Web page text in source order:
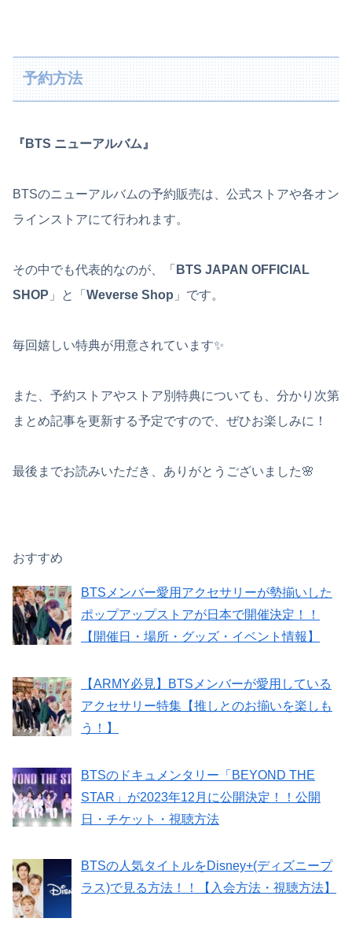
予約方法
『BTS ニューアルバム』
BTSのニューアルバムの予約販売は、公式ストアや各オン
ラインストアにて行われます。
その中でも代表的なのが、「 BTS JAPAN OFFICIAL
SHOP 」と「 Weverse Shop 」です。
毎回嬉しい特典が用意されています✨
また、予約ストアやストア別特典についても、分かり次第
まとめ記事を更新する予定ですので、ぜひお楽しみに！
最後までお読みいただき、ありがとうございました🌸
おすすめ
BTSメンバー愛用アクセサリーが勢揃いした
ポップアップストアが日本で開催決定！！
【開催日・場所・グッズ・イベント情報】
【ARMY必見】BTSメンバーが愛用している
アクセサリー特集【推しとのお揃いを楽しも
う！】
BTSのドキュメンタリー「BEYOND THE
STAR」が2023年12月に公開決定！！公開
日・チケット・視聴方法
BTSの人気タイトルをDisney+(ディズニープ
ラス)で見る方法！！【入会方法・視聴方法】